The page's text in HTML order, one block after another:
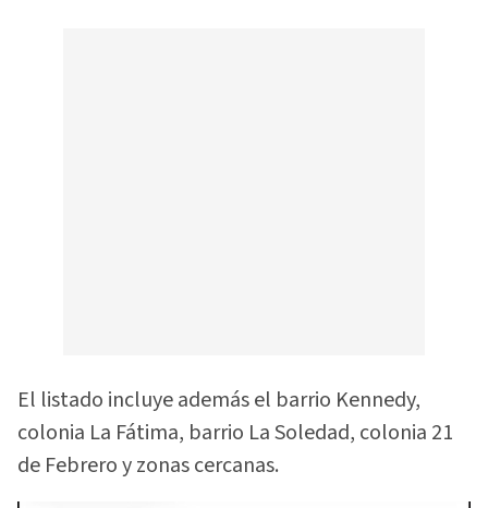
El listado incluye además el barrio Kennedy,
colonia La Fátima, barrio La Soledad, colonia 21
de Febrero y zonas cercanas.